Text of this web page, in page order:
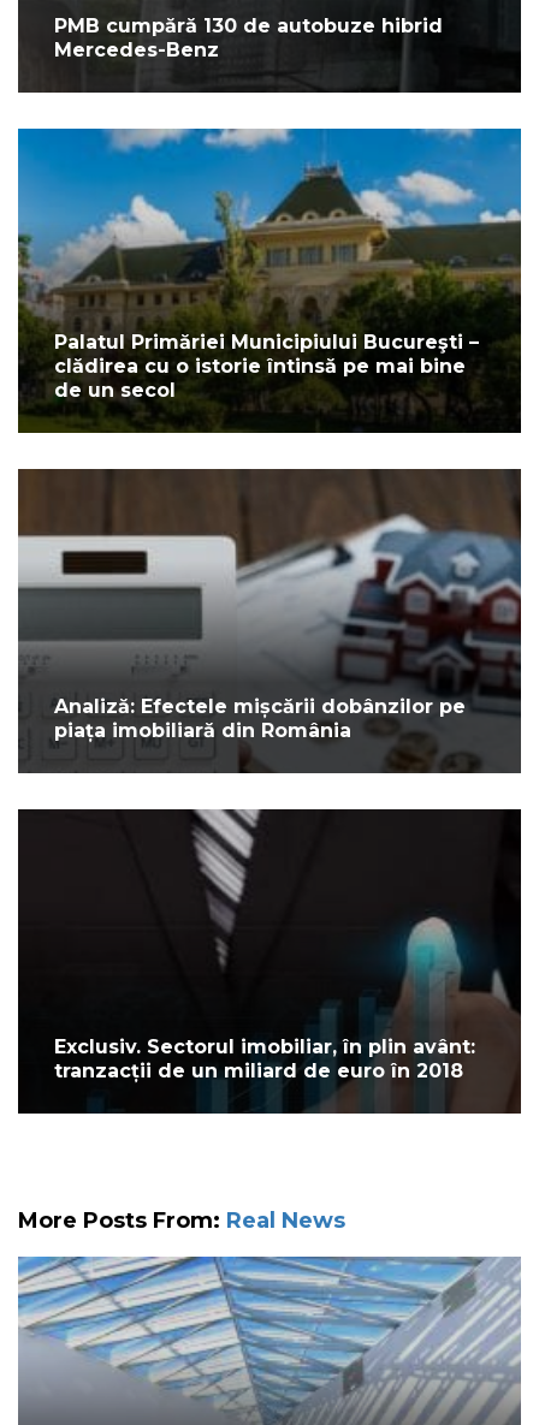
PMB cumpără 130 de autobuze hibrid
Mercedes-Benz
Palatul Primăriei Municipiului Bucureşti –
clădirea cu o istorie întinsă pe mai bine
de un secol
Analiză: Efectele mișcării dobânzilor pe
piața imobiliară din România
Exclusiv. Sectorul imobiliar, în plin avânt:
tranzacții de un miliard de euro în 2018
More Posts From: Real News